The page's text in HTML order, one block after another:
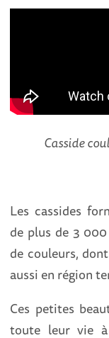
Casside
Les cassides
de plus de 3
de couleurs,
aussi en région
Ces petites
toute leur vie